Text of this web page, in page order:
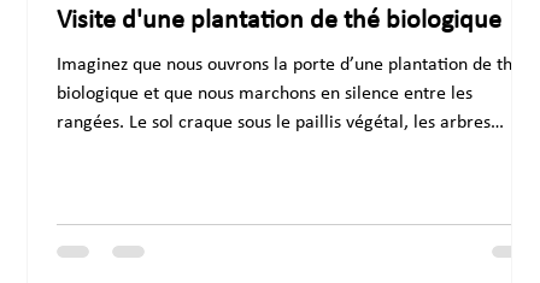
Visite d'une plantation de thé biologique
Imaginez que nous ouvrons la porte d’une plantation de thé
biologique et que nous marchons en silence entre les
rangées. Le sol craque sous le paillis végétal, les arbres